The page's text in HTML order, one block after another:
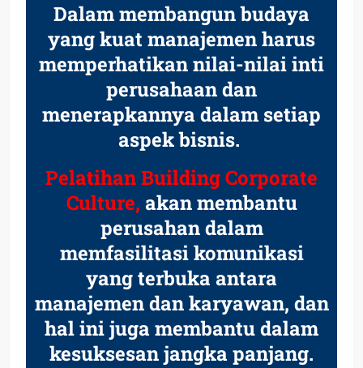
Dalam membangun budaya
yang kuat manajemen harus
memperhatikan nilai-nilai inti
perusahaan dan
menerapkannya dalam setiap
aspek bisnis.
Pelatihan Building Corporate
Culture, akan membantu
perusahan dalam
memfasilitasi komunikasi
yang terbuka antara
manajemen dan karyawan, dan
hal ini juga membantu dalam
kesuksesan jangka panjang.